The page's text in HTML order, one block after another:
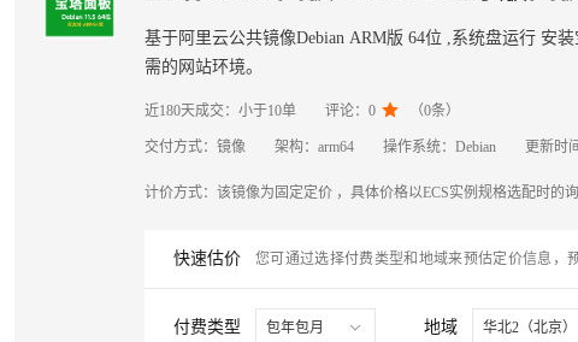
基于阿里云公共镜像Debian ARM版 64位 ,系统盘运行 安
需的网站环境。
近180天成交： 小于10单 评论： 0  （0条）
交付方式： 镜像 架构： arm64 操作系统： Debian 更新时
计价方式： 该镜像为固定定价 ，具体价格以ECS实例规格选配时的询
快速估价 您可通过选择付费类型和地域来预估定价信息，
付费类型 包年包月 地域 华北2（北京）